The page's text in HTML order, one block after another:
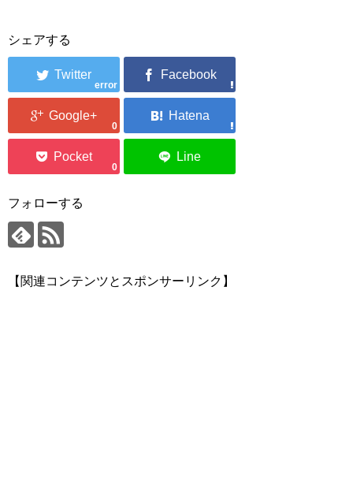
シェアする
error
0
0
フォローする
【関連コンテンツとスポンサーリンク】